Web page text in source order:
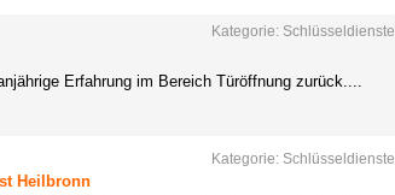
Kategorie: Schlüsseldienste
Erfahrung im Bereich Türöffnung zurück....
Kategorie: Schlüsseldienste
Heilbronn